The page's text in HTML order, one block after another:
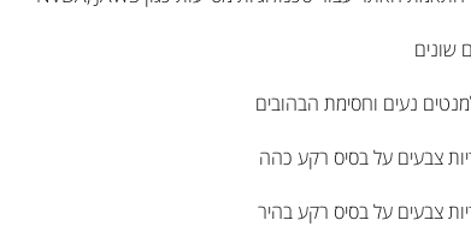
נעים וחסימת הבהובים
צבעים על בסיס רקע כהה
צבעים על בסיס רקע בהיר